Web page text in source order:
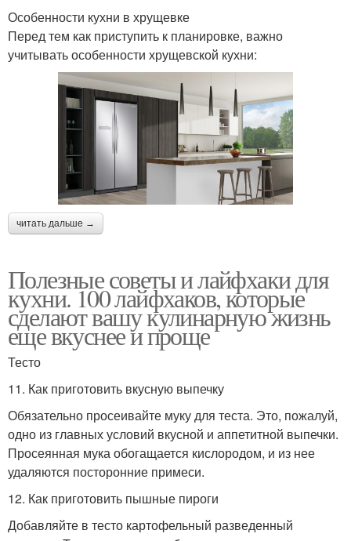
Особенности кухни в хрущевке
Перед тем как приступить к планировке, важно
учитывать особенности хрущевской кухни:
читать дальше →
Полезные советы и лайфхаки для
кухни. 100 лайфхаков, которые
сделают вашу кулинарную жизнь
еще вкуснее и проще
Тесто
11. Как приготовить вкусную выпечку
Обязательно просеивайте муку для теста. Это, пожалуй,
одно из главных условий вкусной и аппетитной выпечки.
Просеянная мука обогащается кислородом, и из нее
удаляются посторонние примеси.
12. Как приготовить пышные пироги
Добавляйте в тесто картофельный разведенный